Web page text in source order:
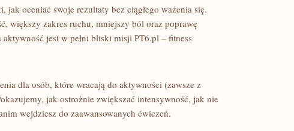
oceniać swoje rezultaty bez ciągłego ważenia się.
większy zakres ruchu, mniejszy ból oraz poprawę
jest w pełni bliski misji PT6.pl – fitness
dla osób, które wracają do aktywności (zawsze z
jak ostrożnie zwiększać intensywność, jak nie
wejdziesz do zaawansowanych ćwiczeń.